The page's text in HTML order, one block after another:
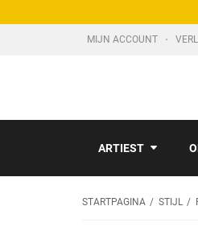
MIJN ACCOUNT
ARTIEST
STARTPAGINA STIJL